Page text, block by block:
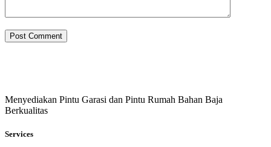
Post Comment
Menyediakan Pintu Garasi dan Pintu Rumah Bahan Baja
Berkualitas
Services